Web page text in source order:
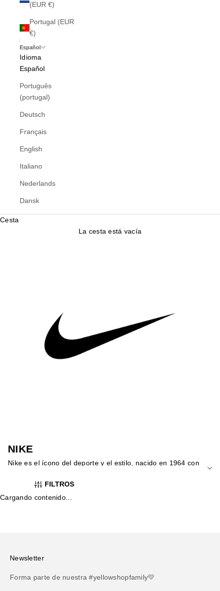
(EUR €)
Portugal (EUR
€)
Español
Idioma
Español
Português
(portugal)
Deutsch
Français
English
Italiano
Nederlands
Dansk
Cesta
La cesta está vacía
NIKE
Nike es el ícono del deporte y el estilo, nacido en 1964 con
Nike ofrece desde sneakers de running hasta sneakers
perfectas para tus looks más de street. ¡Súbete a la ola del
FILTROS
Cargando contenido...
Newsletter
Forma parte de nuestra #yellowshopfamily💛